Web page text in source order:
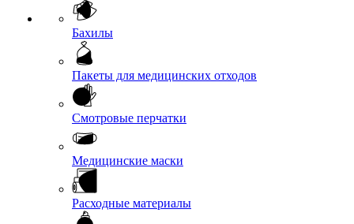
Бахилы
Пакеты для медицинских отходов
Смотровые перчатки
Медицинские маски
Расходные материалы